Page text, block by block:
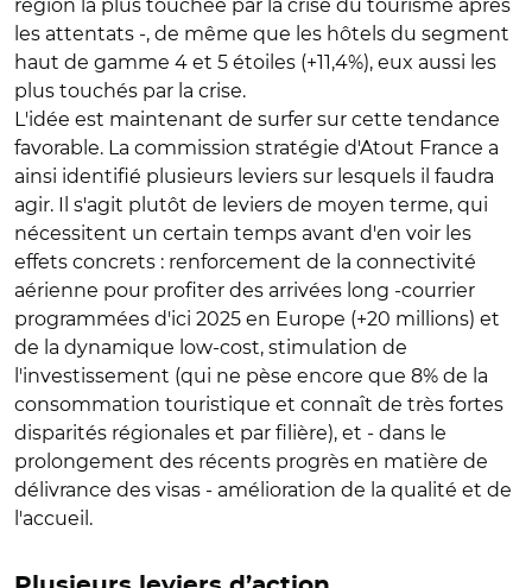
région la plus touchée par la crise du tourisme après
les attentats -, de même que les hôtels du segment
haut de gamme 4 et 5 étoiles (+11,4%), eux aussi les
plus touchés par la crise.
L'idée est maintenant de surfer sur cette tendance
favorable. La commission stratégie d'Atout France a
ainsi identifié plusieurs leviers sur lesquels il faudra
agir. Il s'agit plutôt de leviers de moyen terme, qui
nécessitent un certain temps avant d'en voir les
effets concrets : renforcement de la connectivité
aérienne pour profiter des arrivées long -courrier
programmées d'ici 2025 en Europe (+20 millions) et
de la dynamique low-cost, stimulation de
l'investissement (qui ne pèse encore que 8% de la
consommation touristique et connaît de très fortes
disparités régionales et par filière), et - dans le
prolongement des récents progrès en matière de
délivrance des visas - amélioration de la qualité et de
l'accueil.